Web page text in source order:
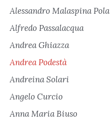
Alessandro Malaspina Pola
Alfredo Passalacqua
Andrea Ghiazza
Andrea Podestà
Andreina Solari
Angelo Curcio
Anna Maria Biuso